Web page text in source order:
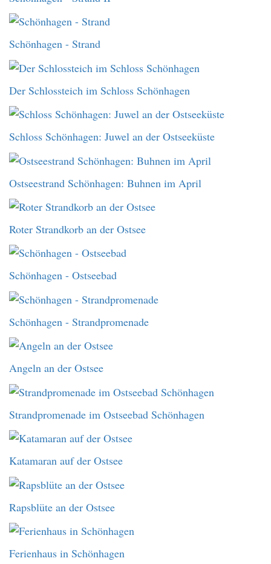
Schönhagen - Strand
Der Schlossteich im Schloss Schönhagen
Schloss Schönhagen: Juwel an der Ostseeküste
Ostseestrand Schönhagen: Buhnen im April
Roter Strandkorb an der Ostsee
Schönhagen - Ostseebad
Schönhagen - Strandpromenade
Angeln an der Ostsee
Strandpromenade im Ostseebad Schönhagen
Katamaran auf der Ostsee
Rapsblüte an der Ostsee
Ferienhaus in Schönhagen